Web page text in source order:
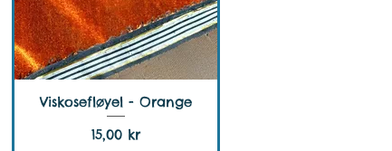
Viskosefløyel - Orange
Pris
15,00 kr